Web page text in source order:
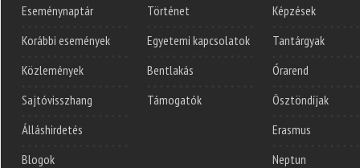
Eseménynaptár
Korábbi események
Közlemények
Sajtóvisszhang
Álláshirdetés
Blogok
Történet
Egyetemi kapcsolatok
Bentlakás
Támogatók
Képzések
Tantárgyak
Órarend
Ösztöndíjak
Erasmus
Neptun